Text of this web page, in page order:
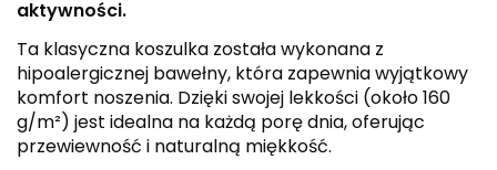
aktywności.
Ta klasyczna koszulka została wykonana z
hipoalergicznej bawełny, która zapewnia wyjątkowy
komfort noszenia. Dzięki swojej lekkości (około 160
g/m²) jest idealna na każdą porę dnia, oferując
przewiewność i naturalną miękkość.